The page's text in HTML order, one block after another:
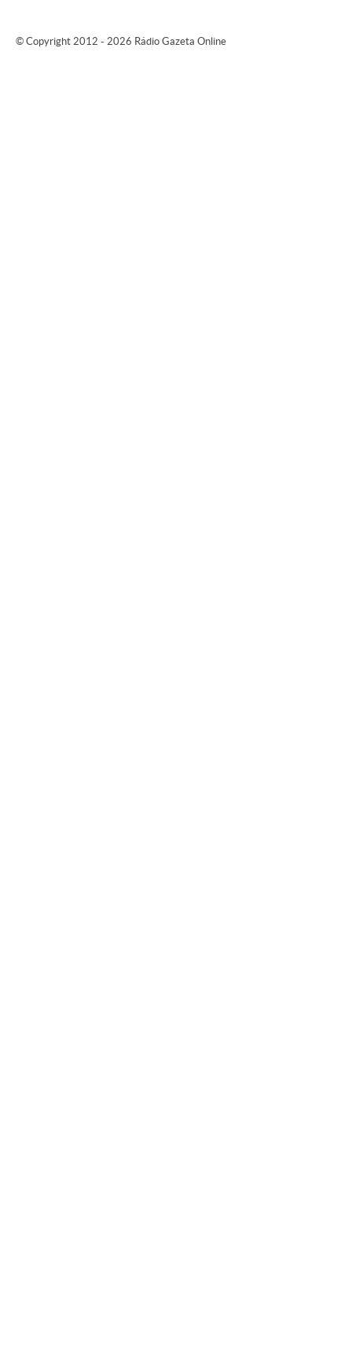
© Copyright 2012 - 2026 Rádio Gazeta Online